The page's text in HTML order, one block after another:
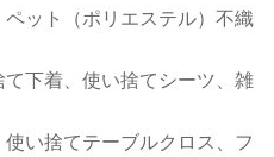
ペット（ポリエステル）不織
下着、使い捨てシーツ、雑
い捨てテーブルクロス、フ